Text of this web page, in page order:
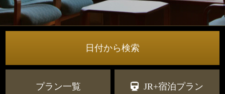
日付から検索
プラン一覧 JR+宿泊プラン